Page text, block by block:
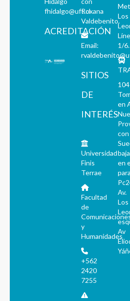
fhidalgo@uft.cl
ACREDITACIÓN
Roxana
Valdebenito.
Email:
SITIOS
DE
INTERÉS
Universidad
Finis
Terrae
Facultad
de
y
Humanidades
+562
2420
7255
Los
1/6.
en
con
en
Av.
Los
Av